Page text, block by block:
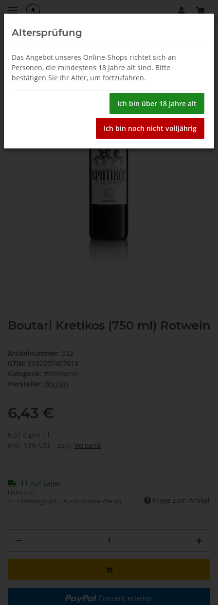
Boutari Kretikos (750 ml) Rotwein
Artikelnummer: 532
GTIN: 5202207407018
Kategorie: Weisswein
Hersteller: Boutari
6,43 €
8,57 € pro 1 l
inkl. 19% USt. , zzgl. Versand
11 Auf Lager
Lieferzeit:
2 - 3 Werktage (DE - Ausland abweichend) Frage zum Artikel
Consent erteilen
Altersprüfung
Das Angebot unseres Online-Shops richtet sich an
Personen, die mindestens 18 Jahre alt sind. Bitte
bestätigen Sie Ihr Alter, um fortzufahren.
Ich bin über 18 Jahre alt
Ich bin noch nicht volljährig